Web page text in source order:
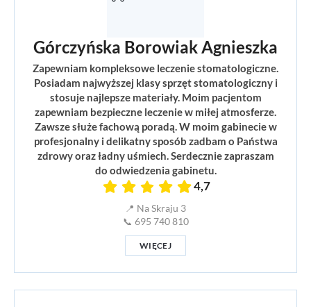
Górczyńska Borowiak Agnieszka
Zapewniam kompleksowe leczenie stomatologiczne.
Posiadam najwyższej klasy sprzęt stomatologiczny i
stosuje najlepsze materiały. Moim pacjentom
zapewniam bezpieczne leczenie w miłej atmosferze.
Zawsze służe fachową poradą. W moim gabinecie w
profesjonalny i delikatny sposób zadbam o Państwa
zdrowy oraz ładny uśmiech. Serdecznie zapraszam
do odwiedzenia gabinetu.
4,7
📍 Na Skraju 3
📞 695 740 810
WIĘCEJ